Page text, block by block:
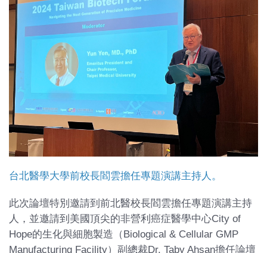
台北醫學大學前校長閻雲擔任專題演講主持人。
此次論壇特別邀請到前北醫校長閻雲擔任專題演講主持
人，並邀請到美國頂尖的非營利癌症醫學中心City of
Hope的生化與細胞製造（Biological & Cellular GMP
Manufacturing Facility）副總裁Dr. Taby Ahsan擔任論壇